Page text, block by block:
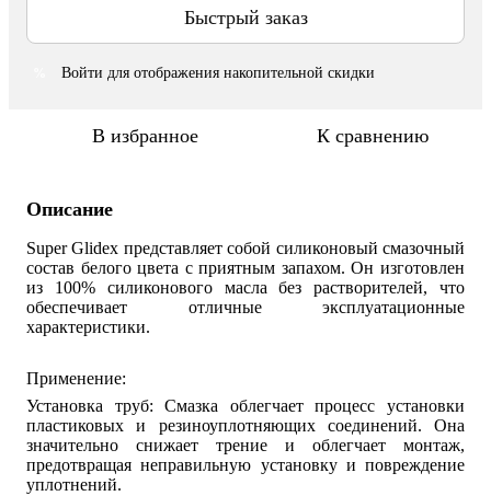
Быстрый заказ
Войти для отображения накопительной скидки
В избранное К сравнению
Описание
Super Glidex представляет собой силиконовый смазочный
состав белого цвета с приятным запахом. Он изготовлен
из 100% силиконового масла без растворителей, что
обеспечивает отличные эксплуатационные
характеристики.
Применение:
Установка труб: Смазка облегчает процесс установки
пластиковых и резиноуплотняющих соединений. Она
значительно снижает трение и облегчает монтаж,
предотвращая неправильную установку и повреждение
уплотнений.